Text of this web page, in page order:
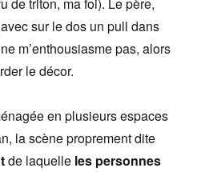
sur le dos un pull dans
m’enthousiasme pas, alors
le décor.
en plusieurs espaces
la scène proprement dite
de laquelle les personnes